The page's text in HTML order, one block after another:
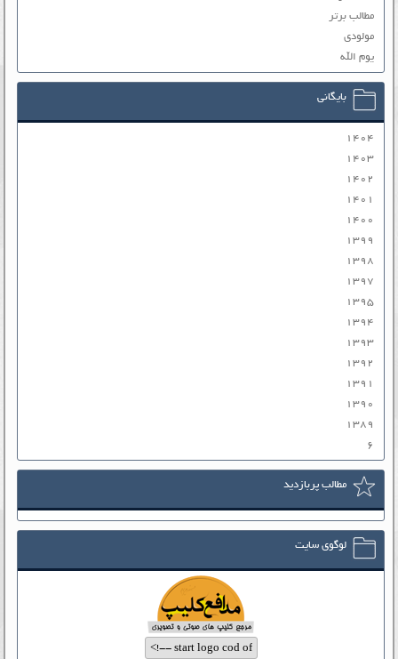
مطالب برتر
مولودی
یوم الله
بایگانی
۱۴۰۴
۱۴۰۳
۱۴۰۲
۱۴۰۱
۱۴۰۰
۱۳۹۹
۱۳۹۸
۱۳۹۷
۱۳۹۵
۱۳۹۴
۱۳۹۳
۱۳۹۲
۱۳۹۱
۱۳۹۰
۱۳۸۹
۶
مطالب پربازدید
لوگوی سایت